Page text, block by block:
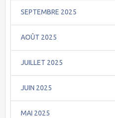
SEPTEMBRE 2025
AOÛT 2025
JUILLET 2025
JUIN 2025
MAI 2025